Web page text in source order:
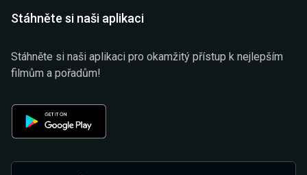
Stáhněte si naši aplikaci
Stáhněte si naši aplikaci pro okamžitý přístup k nejlepším
filmům a pořadům!